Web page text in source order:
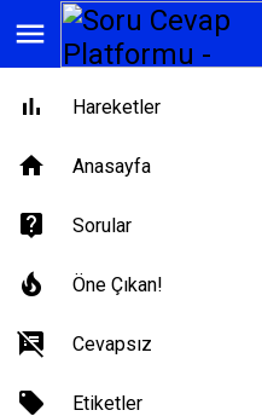
menu
Hareketler
Anasayfa
Sorular
Öne Çıkan!
Cevapsız
Etiketler